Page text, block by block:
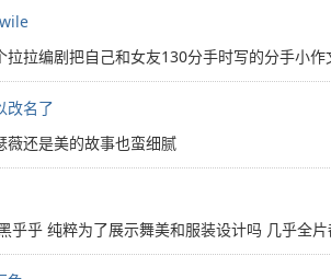
拉拉编剧把自己和女友130分手时写的分手小
改名了
薇还是美的故事也蛮细腻
乎乎 纯粹为了展示舞美和服装设计吗 几乎全